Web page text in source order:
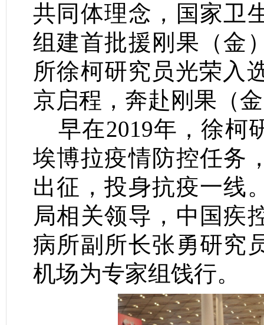
共同体理念，国家卫
组建首批援刚果（金
所徐柯研究员光荣入
京启程，奔赴刚果（
早在2019年，徐柯
埃博拉疫情防控任务
出征，投身抗疫一线
局相关领导，中国疾
病所副所长张勇研究
机场为专家组饯行。